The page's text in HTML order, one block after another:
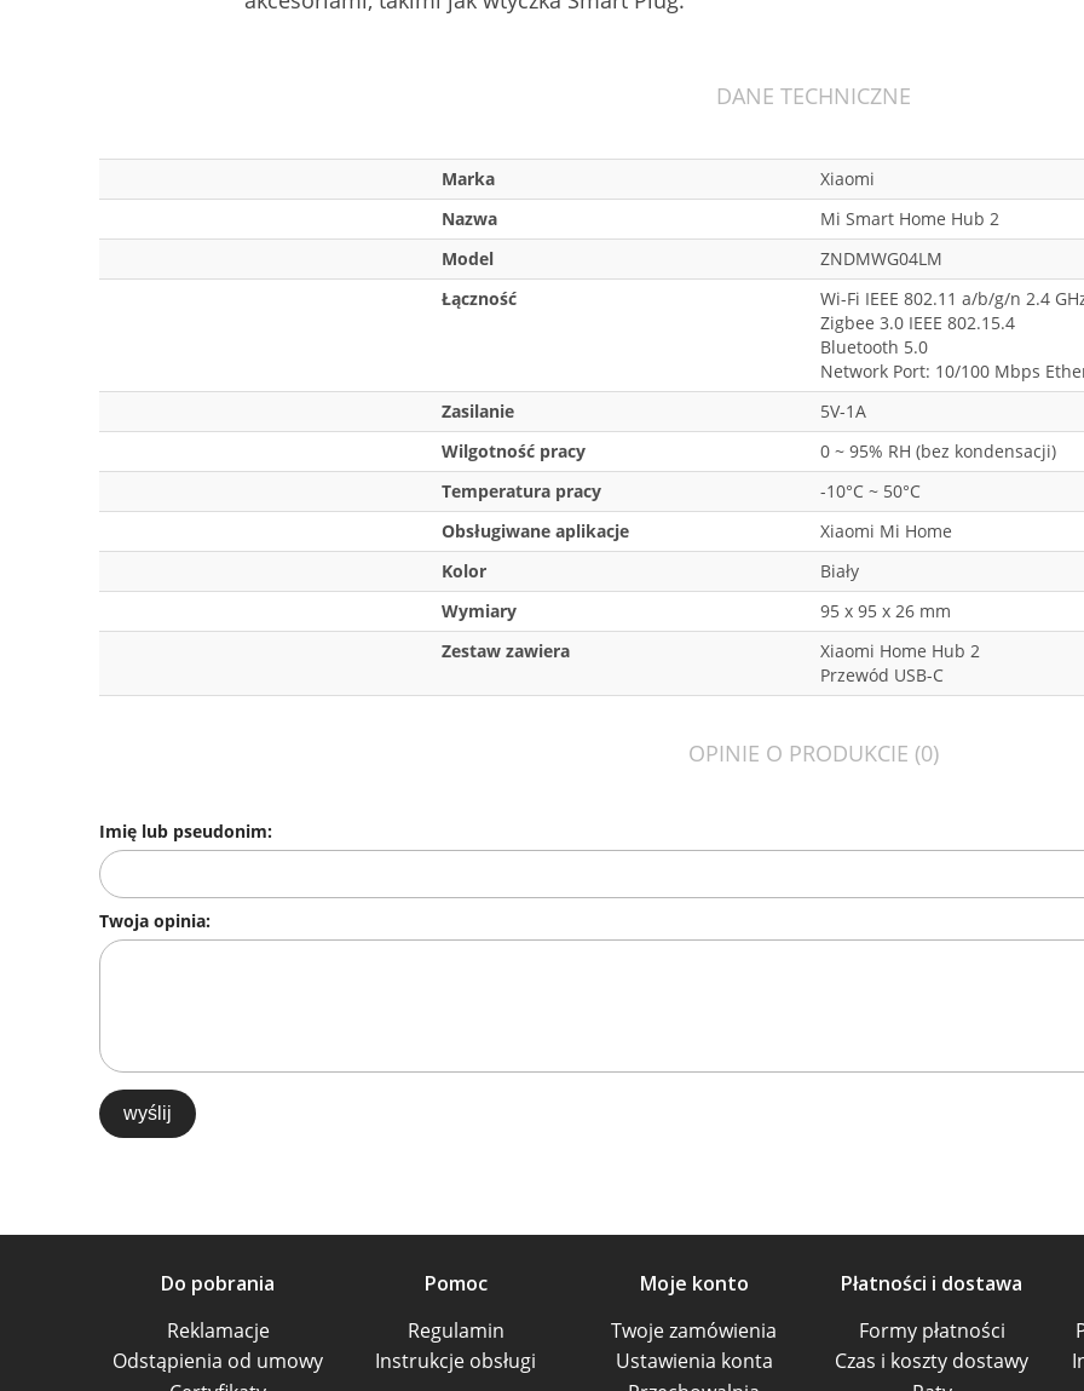
DANE TECHNICZNE
Marka
Xiaomi
Nazwa
Mi Smart Home Hub 2
Model
ZNDMWG04LM
Łączność
Wi-Fi IEEE 802.11 a/b/g/n 2.4
Zigbee 3.0 IEEE 802.15.4
Bluetooth 5.0
Network Port: 10/100 Mbps
Zasilanie
5V-1A
Wilgotność pracy
0 ~ 95% RH (bez kondensacji)
Temperatura pracy
-10°C ~ 50°C
Obsługiwane aplikacje
Xiaomi Mi Home
Kolor
Biały
Wymiary
95 x 95 x 26 mm
Zestaw zawiera
Xiaomi Home Hub 2
Przewód USB-C
OPINIE O PRODUKCIE (0)
Imię lub pseudonim:
Twoja opinia:
wyślij
Do pobrania
Reklamacje
Odstąpienia od umowy
Pomoc
Regulamin
Instrukcje obsługi
Moje konto
Twoje zamówienia
Ustawienia konta
Płatności i dostawa
Formy płatności
Czas i koszty dostawy